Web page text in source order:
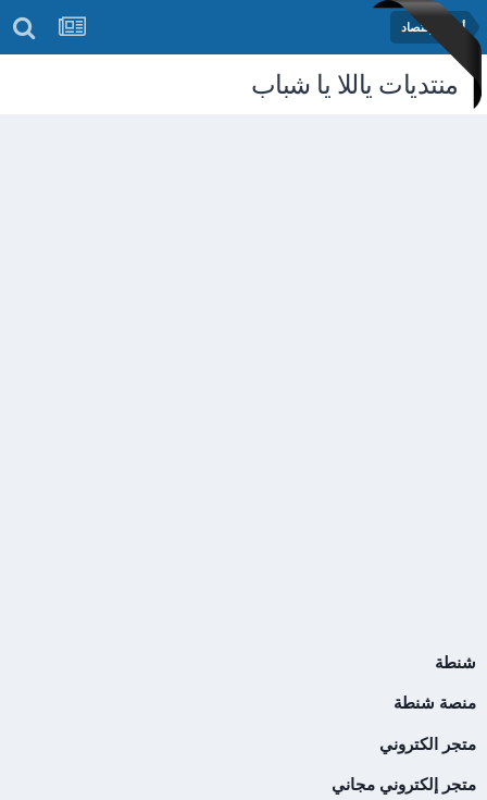
أخبار الإقتصاد
منتديات ياللا يا شباب
شنطة
منصة شنطة
متجر الكتروني
متجر إلكتروني مجاني